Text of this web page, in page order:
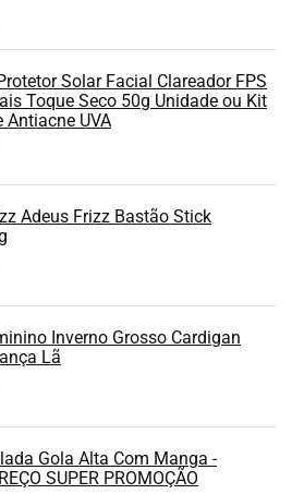
Solar Facial Clareador FPS
Toque Seco 50g Unidade ou Kit
Antiacne UVA
Adeus Frizz Bastão Stick
Inverno Grosso Cardigan
Lã
Gola Alta Com Manga -
SUPER PROMOÇÃO